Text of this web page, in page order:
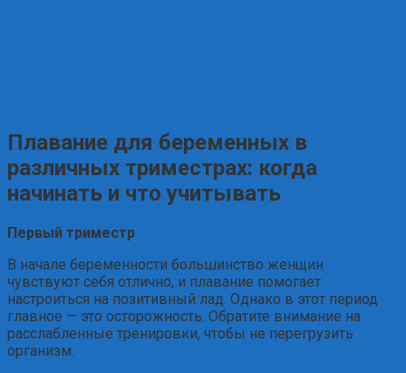
Плавание для беременных в
различных триместрах: когда
начинать и что учитывать
Первый триместр
В начале беременности большинство женщин
чувствуют себя отлично, и плавание помогает
настроиться на позитивный лад. Однако в этот период
главное — это осторожность. Обратите внимание на
расслабленные тренировки, чтобы не перегрузить
организм.